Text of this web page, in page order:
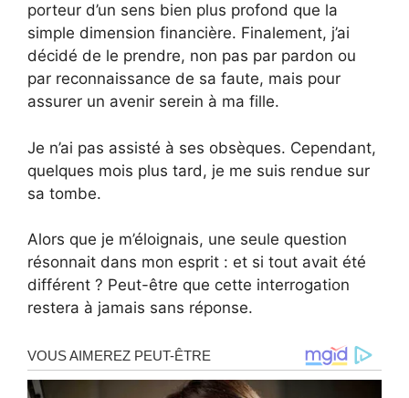
porteur d’un sens bien plus profond que la
simple dimension financière. Finalement, j’ai
décidé de le prendre, non pas par pardon ou
par reconnaissance de sa faute, mais pour
assurer un avenir serein à ma fille.
Je n’ai pas assisté à ses obsèques. Cependant,
quelques mois plus tard, je me suis rendue sur
sa tombe.
Alors que je m’éloignais, une seule question
résonnait dans mon esprit : et si tout avait été
différent ? Peut-être que cette interrogation
restera à jamais sans réponse.